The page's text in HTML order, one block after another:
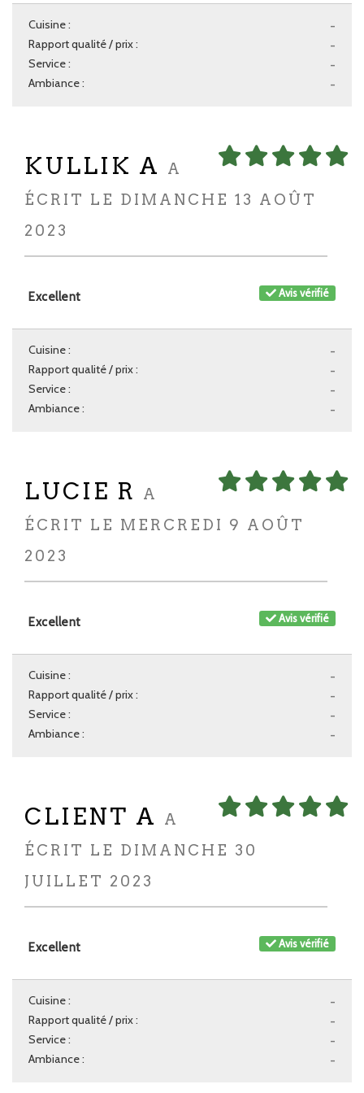
-
Cuisine :
-
Rapport qualité / prix :
-
Service :
-
Ambiance :
KULLIK A
A
ÉCRIT LE DIMANCHE 13 AOÛT
2023
Avis vérifié
Excellent
-
Cuisine :
-
Rapport qualité / prix :
-
Service :
-
Ambiance :
LUCIE R
A
ÉCRIT LE MERCREDI 9 AOÛT
2023
Avis vérifié
Excellent
-
Cuisine :
-
Rapport qualité / prix :
-
Service :
-
Ambiance :
CLIENT A
A
ÉCRIT LE DIMANCHE 30
JUILLET 2023
Avis vérifié
Excellent
-
Cuisine :
-
Rapport qualité / prix :
-
Service :
-
Ambiance :